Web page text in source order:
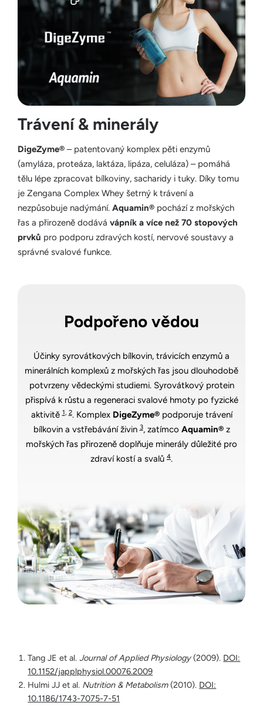
Trávení & minerály
DigeZyme® – patentovaný komplex pěti enzymů
(amyláza, proteáza, laktáza, lipáza, celuláza) – pomáhá
tělu lépe zpracovat bílkoviny, sacharidy i tuky. Díky tomu
je Zengana Complex Whey šetrný k trávení a
nezpůsobuje nadýmání. Aquamin® pochází z mořských
řas a přirozeně dodává vápník a více než 70 stopových
prvků pro podporu zdravých kostí, nervové soustavy a
správné svalové funkce.
Podpořeno vědou
Účinky syrovátkových bílkovin, trávicích enzymů a
minerálních komplexů z mořských řas jsou dlouhodobě
potvrzeny vědeckými studiemi. Syrovátkový protein
přispívá k růstu a regeneraci svalové hmoty po fyzické
aktivitě1 2. Komplex DigeZyme®podporuje trávení
bílkovin a vstřebávání živin3, zatímco Aquamin®z
mořských řas přirozeně doplňuje minerály důležité pro
zdraví kostí a svalů 4.
Tang JE et al.Journal of Applied Physiology(2009). DOI:
10.1152/japplphysiol.00076.2009
Hulmi JJ et al. Nutrition & Metabolism(2010). DOI:
10.1186/1743-7075-7-51